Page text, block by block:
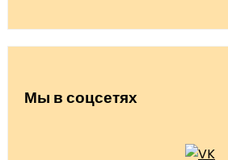
Мы в соцсетях